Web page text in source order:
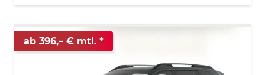
ab 396,– € mtl.